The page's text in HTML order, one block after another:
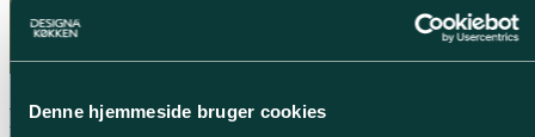
Denne hjemmeside bruger cookies
Firmaprofil